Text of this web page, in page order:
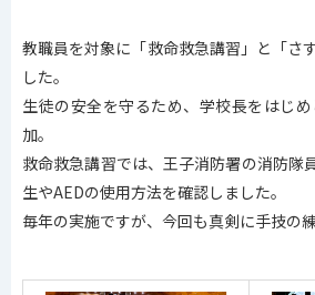
教職員を対象に「救命救急講習」と「さ
した。
生徒の安全を守るため、学校長をはじ
加。
救命救急講習では、王子消防署の消防隊
生やAEDの使用方法を確認しました。
毎年の実施ですが、今回も真剣に手技の